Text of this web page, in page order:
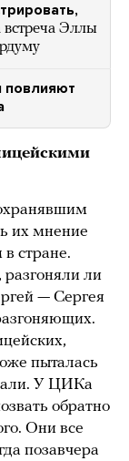
Эллы
повлияют
их мнение
стране.
ли
— Сергея
пыталась
У ЦИКа
обратно
Они все
позавчера